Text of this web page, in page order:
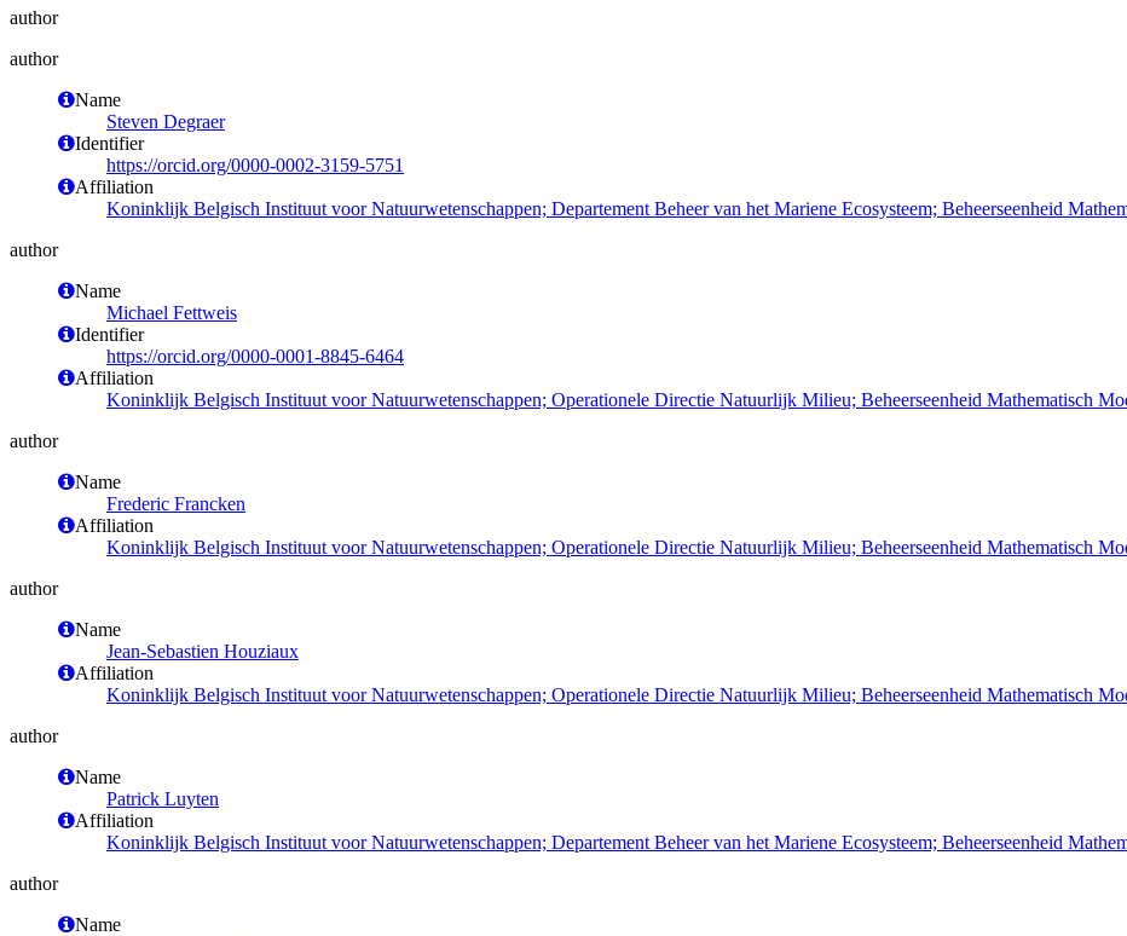
author
author
Name
Steven Degraer
Identifier
https://orcid.org/0000-0002-3159-5751
Affiliation
Koninklijk Belgisch Instituut voor Natuurwetenschappen; Departement Beheer van het Mariene Ecosysteem; Beheerseenheid
author
Name
Michael Fettweis
Identifier
https://orcid.org/0000-0001-8845-6464
Affiliation
Koninklijk Belgisch Instituut voor Natuurwetenschappen; Operationele Directie Natuurlijk Milieu; Beheerseenheid Mathematisch
author
Name
Frederic Francken
Affiliation
Koninklijk Belgisch Instituut voor Natuurwetenschappen; Operationele Directie Natuurlijk Milieu; Beheerseenheid Mathematisch
author
Name
Jean-Sebastien Houziaux
Affiliation
Koninklijk Belgisch Instituut voor Natuurwetenschappen; Operationele Directie Natuurlijk Milieu; Beheerseenheid Mathematisch
author
Name
Patrick Luyten
Affiliation
Koninklijk Belgisch Instituut voor Natuurwetenschappen; Departement Beheer van het Mariene Ecosysteem; Beheerseenheid
author
Name